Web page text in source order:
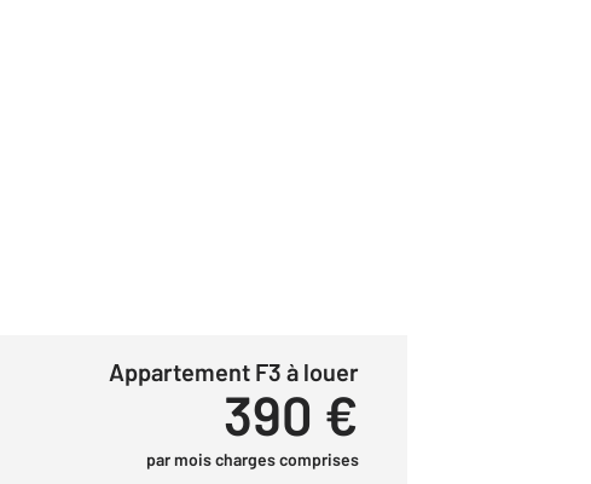
Appartement F3 à louer
390 €
par mois charges comprises